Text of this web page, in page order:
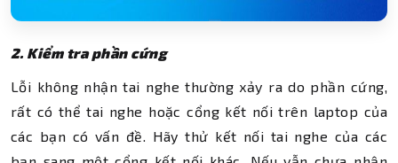
2. Kiểm tra phần cứng
Lỗi không nhận tai nghe thường xảy ra do phần cứng,
rất có thể tai nghe hoặc cổng kết nối trên laptop của
các bạn có vấn đề. Hãy thử kết nối tai nghe của các